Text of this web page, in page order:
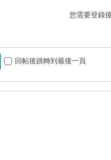
您需要登錄
回帖後跳轉到最後一頁